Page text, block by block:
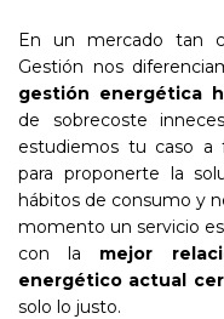
En un mercado tan
Gestión nos
gestión energética
de sobrecoste
estudiemos tu caso a
para proponerte la
hábitos de consumo y
momento un servicio
con la mejor
energético actual
solo lo justo.